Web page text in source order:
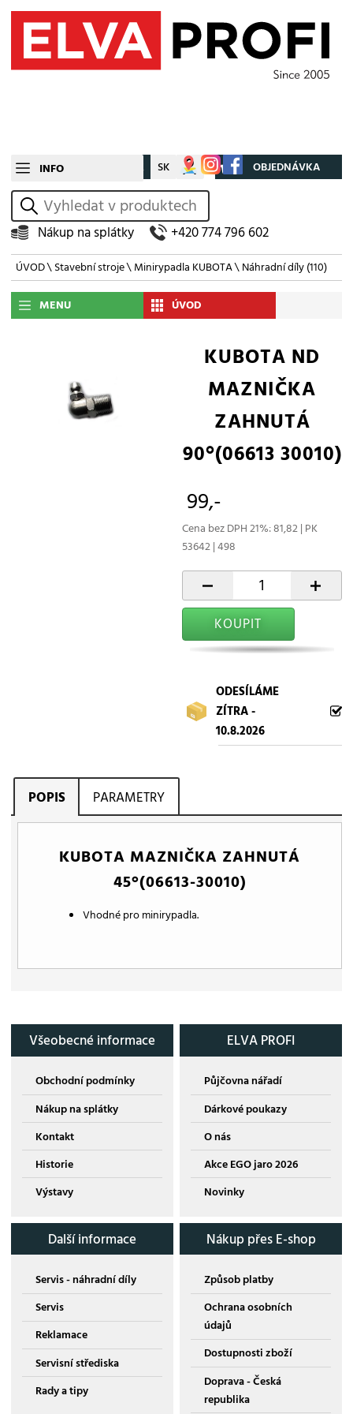
INFO CZ SK Můj účet OBJEDNÁVKA
vyhledat
Nákup na splátky +420 774 796 602
ÚVOD\Stavební stroje\Minirypadla KUBOTA\Náhradní díly(110)
MENU ÚVOD
KUBOTA ND
MAZNIČKA
ZAHNUTÁ
90°(06613 30010)
99,-
Cena bez DPH 21%: 81,82 | PK
53642 | 498
- +
KOUPIT
ODESÍLÁME
ZÍTRA -
10.8.2026
POPIS PARAMETRY
KUBOTA MAZNIČKA ZAHNUTÁ
45°(06613-30010)
Vhodné pro minirypadla.
Všeobecné informace
Obchodní podmínky
Nákup na splátky
Kontakt
Historie
Výstavy
ELVA PROFI
Půjčovna nářadí
Dárkové poukazy
O nás
Akce EGO jaro 2026
Novinky
Další informace
Servis - náhradní díly
Servis
Reklamace
Servisní střediska
Rady a tipy
Nákup přes E-shop
Způsob platby
Ochrana osobních
údajů
Dostupnosti zboží
Doprava - Česká
republika